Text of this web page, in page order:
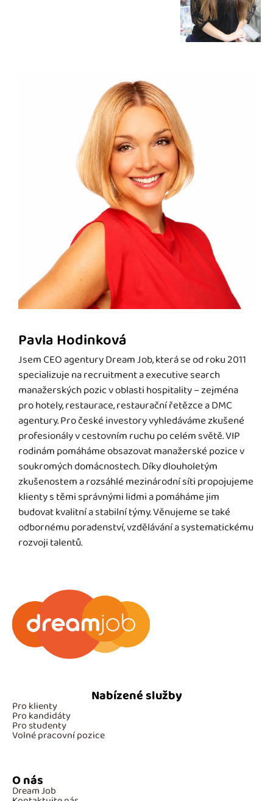
Pavla Hodinková
Jsem CEO agentury Dream Job, která se od roku 2011
specializuje na recruitment a executive search
manažerských pozic v oblasti hospitality – zejména
pro hotely, restaurace, restaurační řetězce a DMC
agentury. Pro české investory vyhledáváme zkušené
profesionály v cestovním ruchu po celém světě. VIP
rodinám pomáháme obsazovat manažerské pozice v
soukromých domácnostech. Díky dlouholetým
zkušenostem a rozsáhlé mezinárodní síti propojujeme
klienty s těmi správnými lidmi a pomáháme jim
budovat kvalitní a stabilní týmy. Věnujeme se také
odbornému poradenství, vzdělávání a systematickému
rozvoji talentů.
Nabízené služby
Pro klienty
Pro kandidáty
Pro studenty
Volné pracovní pozice
O nás
Dream Job